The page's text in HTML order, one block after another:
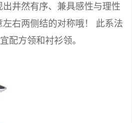
井然有序、兼具感性与理性
右两侧结的对称哦！ 此系法
配方领和衬衫领。